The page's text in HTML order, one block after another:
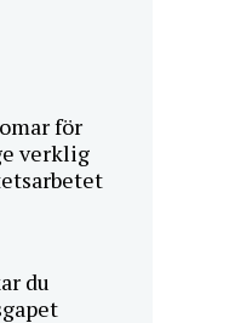
för
verklig
du